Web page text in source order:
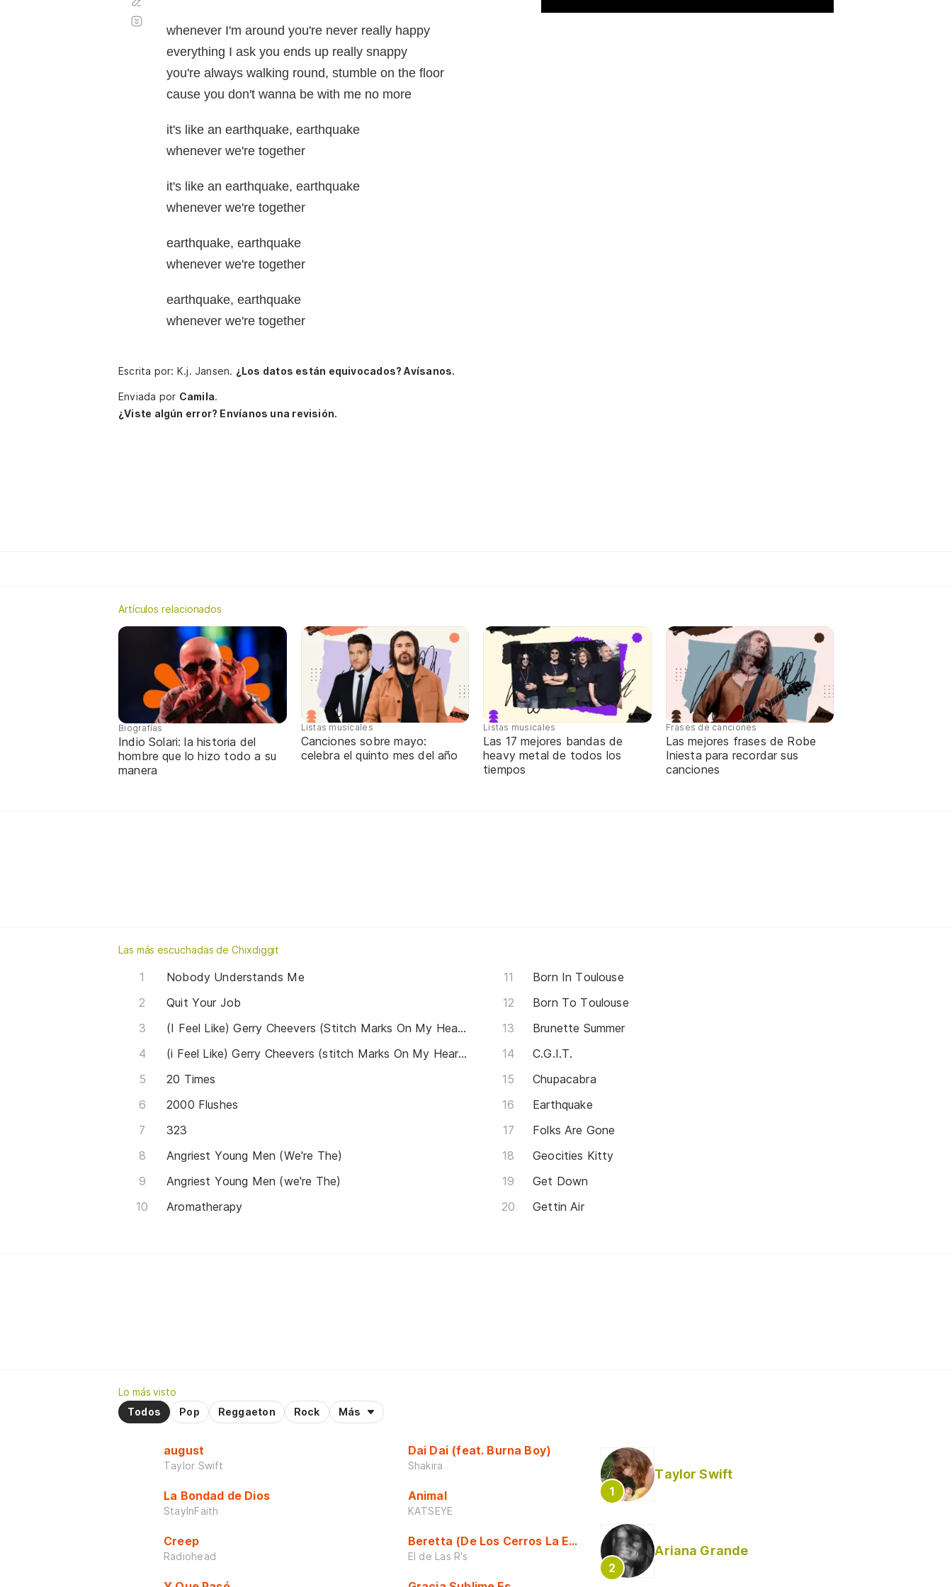
whenever I'm around you're never really happy
everything I ask you ends up really snappy
you're always walking round, stumble on the floor
cause you don't wanna be with me no more
it's like an earthquake, earthquake
whenever we're together
it's like an earthquake, earthquake
whenever we're together
earthquake, earthquake
whenever we're together
earthquake, earthquake
whenever we're together
automático
Escrita por: K.j. Jansen. ¿Los datos están equivocados? Avísanos.
Enviada por Camila.
¿Viste algún error? Envíanos una revisión.
Artículos relacionados
Biografías
Indio Solari: la historia del
hombre que lo hizo todo a su
manera
Listas musicales
Canciones sobre mayo:
celebra el quinto mes del año
Listas musicales
Las 17 mejores bandas de
heavy metal de todos los
tiempos
Frases de canciones
Las mejores frases de Robe
Iniesta para recordar sus
canciones
Las más escuchadas de Chixdiggit
Nobody Understands Me
Quit Your Job
(I Feel Like) Gerry Cheevers (Stitch Marks On My Heart)
(i Feel Like) Gerry Cheevers (stitch Marks On My Heart)
20 Times
2000 Flushes
323
Angriest Young Men (We're The)
Angriest Young Men (we're The)
Aromatherapy
Born In Toulouse
Born To Toulouse
Brunette Summer
C.G.I.T.
Chupacabra
Earthquake
Folks Are Gone
Geocities Kitty
Get Down
Gettin Air
Lo más visto
Todos
Pop Reggaeton Rock Más
august
Taylor Swift
La Bondad de Dios
StayInFaith
Creep
Radiohead
Dai Dai (feat. Burna Boy)
Shakira
Animal
KATSEYE
Beretta (De Los Cerros La Escuela)
El de Las R's
Taylor Swift
Ariana Grande